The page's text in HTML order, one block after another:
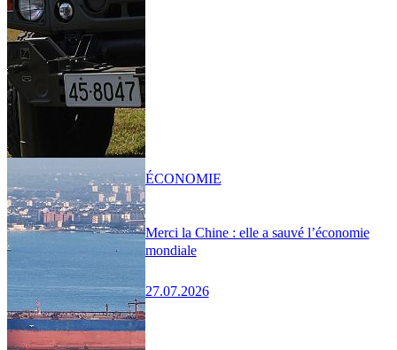
Merci la Chine : elle a sauvé l’économie
mondiale
27.07.2026
ÉCONOMIE